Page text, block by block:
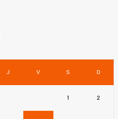
J V S D
1 2